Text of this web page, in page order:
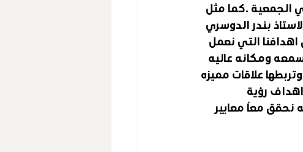
الجمعية .كما مثل
بندر الدوسري
التي نعمل
سمعه ومكانه عاليه
علاقات مميزه
رؤية
نحقق معاً معايير